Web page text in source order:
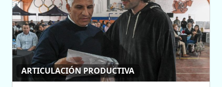
ARTICULACIÓN PRODUCTIVA